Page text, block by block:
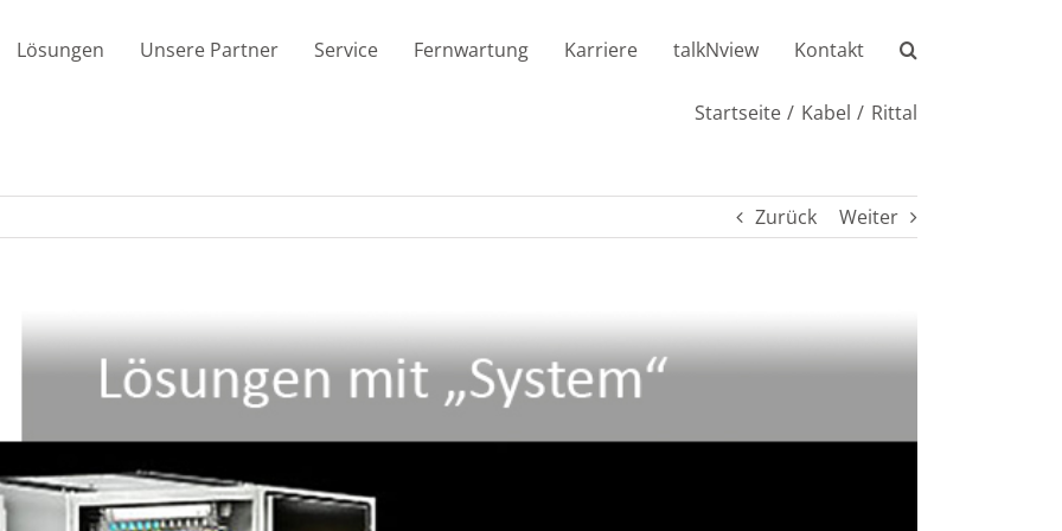
Lösungen Unsere Partner Service Fernwartung Karriere talkNview Kontakt
Startseite Kabel Rittal
Zurück Weiter